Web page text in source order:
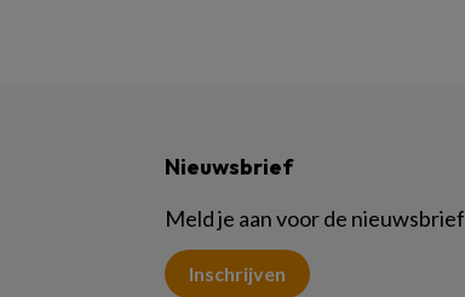
Nieuwsbrief
Meld je aan voor de nieuwsbrief
Inschrijven